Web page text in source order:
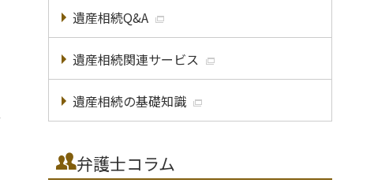
遺産相続Q&A
遺産相続関連サービス
遺産相続の基礎知識
弁護士コラム